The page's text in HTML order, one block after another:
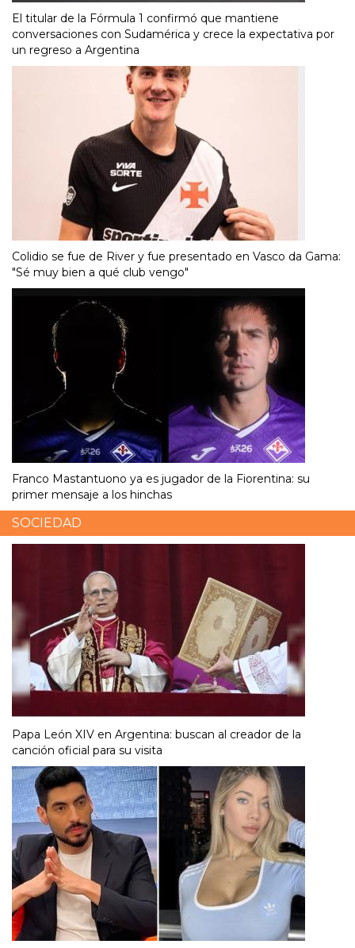
El titular de la Fórmula 1 confirmó que mantiene
conversaciones con Sudamérica y crece la expectativa por
un regreso a Argentina
Colidio se fue de River y fue presentado en Vasco da Gama:
"Sé muy bien a qué club vengo"
Franco Mastantuono ya es jugador de la Fiorentina: su
primer mensaje a los hinchas
SOCIEDAD
Papa León XIV en Argentina: buscan al creador de la
canción oficial para su visita